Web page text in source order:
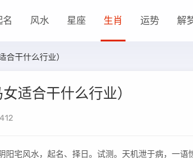
名 风水 星座 生肖 运势 解
合干什么行业）
适合干什么行业）
宅风水，起名、择日。试测。天机泄于病，一语